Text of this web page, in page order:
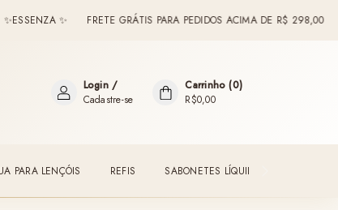
✨ FRETE GRÁTIS PARA PEDIDOS ACIMA DE R$ 298,00 BEM-
Login/
Cadastre-se
Carrinho (0)
R$0,00
PARA LENÇÓIS REFIS SABONETES LÍQUIDOS